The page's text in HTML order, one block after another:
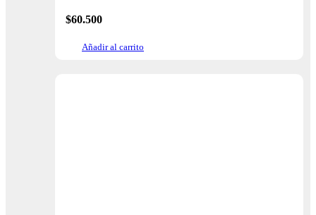
$60.500
Añadir al carrito